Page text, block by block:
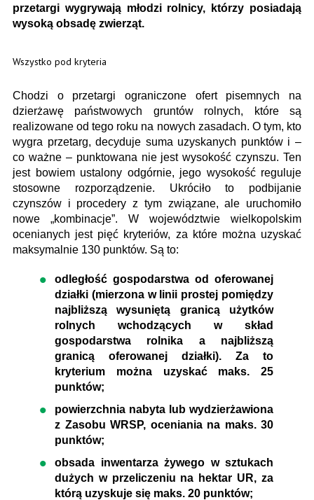
przetargi wygrywają młodzi rolnicy, którzy posiadają
wysoką obsadę zwierząt.
Wszystko pod kryteria
Chodzi o przetargi ograniczone ofert pisemnych na
dzierżawę państwowych gruntów rolnych, które są
realizowane od tego roku na nowych zasadach. O tym, kto
wygra przetarg, decyduje suma uzyskanych punktów i –
co ważne – punktowana nie jest wysokość czynszu. Ten
jest bowiem ustalony odgórnie, jego wysokość reguluje
stosowne rozporządzenie. Ukróciło to podbijanie
czynszów i procedery z tym związane, ale uruchomiło
nowe „kombinacje”. W województwie wielkopolskim
ocenianych jest pięć kryteriów, za które można uzyskać
maksymalnie 130 punktów. Są to:
odległość gospodarstwa od oferowanej
działki (mierzona w linii prostej pomiędzy
najbliższą wysuniętą granicą użytków
rolnych wchodzących w skład
gospodarstwa rolnika a najbliższą
granicą oferowanej działki). Za to
kryterium można uzyskać maks. 25
punktów;
powierzchnia nabyta lub wydzierżawiona
z Zasobu WRSP, oceniania na maks. 30
punktów;
obsada inwentarza żywego w sztukach
dużych w przeliczeniu na hektar UR, za
którą uzyskuje się maks. 20 punktów;